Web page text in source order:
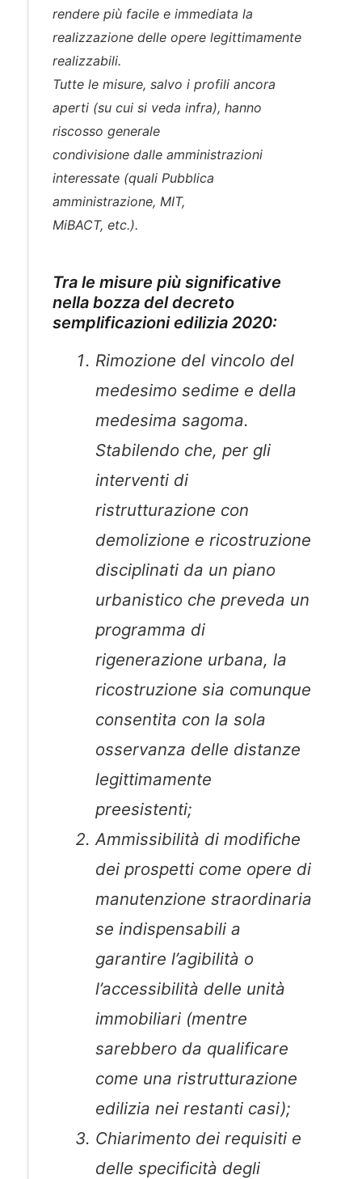
rendere più facile e immediata la
realizzazione delle opere legittimamente
realizzabili.
Tutte le misure, salvo i profili ancora
aperti (su cui si veda infra), hanno
riscosso generale
condivisione dalle amministrazioni
interessate (quali Pubblica
amministrazione, MIT,
MiBACT, etc.).
Tra le misure più significative
nella bozza del decreto
semplificazioni edilizia 2020:
Rimozione del vincolo del
medesimo sedime e della
medesima sagoma.
Stabilendo che, per gli
interventi di
ristrutturazione con
demolizione e ricostruzione
disciplinati da un piano
urbanistico che preveda un
programma di
rigenerazione urbana, la
ricostruzione sia comunque
consentita con la sola
osservanza delle distanze
legittimamente
preesistenti;
Ammissibilità di modifiche
dei prospetti come opere di
manutenzione straordinaria
se indispensabili a
garantire l’agibilità o
l’accessibilità delle unità
immobiliari (mentre
sarebbero da qualificare
come una ristrutturazione
edilizia nei restanti casi);
Chiarimento dei requisiti e
delle specificità degli